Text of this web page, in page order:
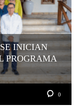
INICIAN
PROGRAMA
0